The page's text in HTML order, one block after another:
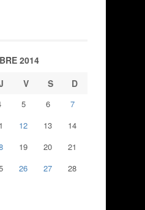
2014
V S D
5 6
7
12 13
14
19 20
21
26 27
28